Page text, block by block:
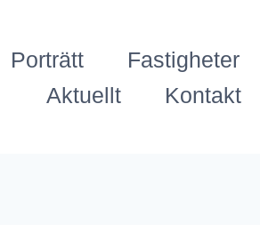
Porträtt Fastigheter
Aktuellt
Kontakt